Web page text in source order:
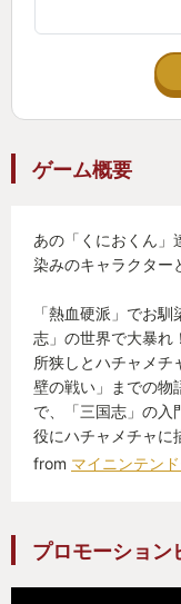
ゲーム概要
あの「くにおくん」
染みのキャラクター
「熱血硬派」でお
志」の世界で大暴れ
所狭しとハチャメチ
壁の戦い」までの物
で、「三国志」の入
役にハチャメチャに
from マイニンテン
プロモーション